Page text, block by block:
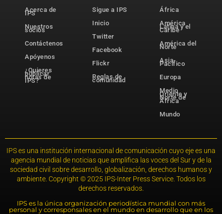
Acerca de
IPS
Nuestros
socios
Contáctenos
Apóyenos
¿Quieres
publicar
notas de
IPS?
Sigue a IPS
Inicio
Twitter
Facebook
Flickr
Reglas de
comunidad
África
América
Latina y el
Caribe
América del
Norte
Asia-
Pacífico
Europa
Medio
Oriente y
Norte de
África
Mundo
IPS es una institución internacional de comunicación cuyo eje es una
agencia mundial de noticias que amplifica las voces del Sur y de la
sociedad civil sobre desarrollo, globalización, derechos humanos y
ambiente. Copyright © 2025 IPS-Inter Press Service. Todos los
derechos reservados.
IPS es la única organización periodística mundial con más
personal y corresponsales en el mundo en desarrollo que en los